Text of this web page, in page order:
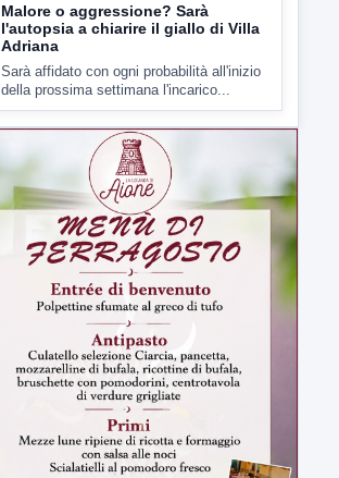
Malore o aggressione? Sarà
l'autopsia a chiarire il giallo di Villa
Adriana
Sarà affidato con ogni probabilità all'inizio
della prossima settimana l'incarico...